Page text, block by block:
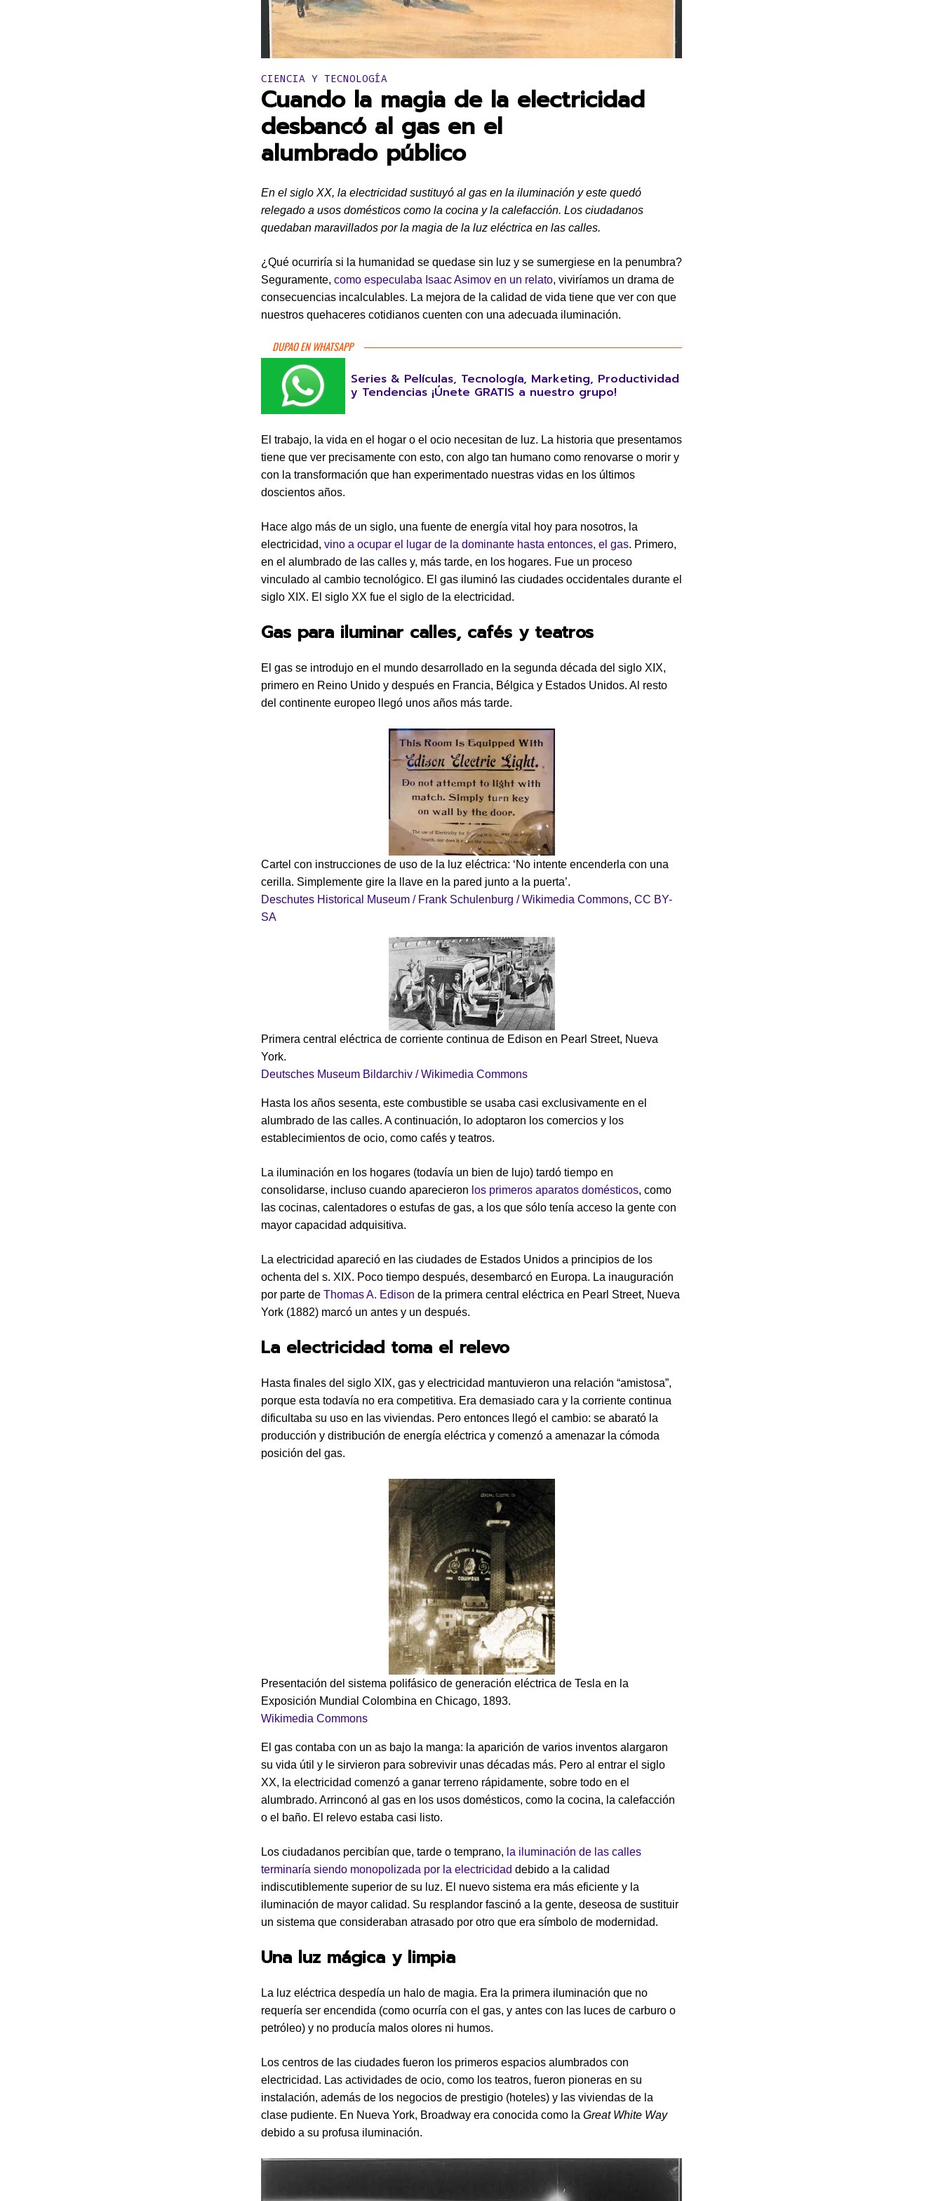
Publicado en:
CIENCIA Y TECNOLOGÍA
Cuando la magia de la electricidad
desbancó al gas en el
alumbrado público
En el siglo XX, la electricidad sustituyó al gas en la iluminación y este quedó
relegado a usos domésticos como la cocina y la calefacción. Los ciudadanos
quedaban maravillados por la magia de la luz eléctrica en las calles.
¿Qué ocurriría si la humanidad se quedase sin luz y se sumergiese en la penumbra?
Seguramente, como especulaba Isaac Asimov en un relato, viviríamos un drama de
consecuencias incalculables. La mejora de la calidad de vida tiene que ver con que
nuestros quehaceres cotidianos cuenten con una adecuada iluminación.
DUPAO EN WHATSAPP
Series & Películas, Tecnología, Marketing, Productividad
y Tendencias ¡Únete GRATIS a nuestro grupo!
El trabajo, la vida en el hogar o el ocio necesitan de luz. La historia que presentamos
tiene que ver precisamente con esto, con algo tan humano como renovarse o morir y
con la transformación que han experimentado nuestras vidas en los últimos
doscientos años.
Hace algo más de un siglo, una fuente de energía vital hoy para nosotros, la
electricidad, vino a ocupar el lugar de la dominante hasta entonces, el gas. Primero,
en el alumbrado de las calles y, más tarde, en los hogares. Fue un proceso
vinculado al cambio tecnológico. El gas iluminó las ciudades occidentales durante el
siglo XIX. El siglo XX fue el siglo de la electricidad.
Gas para iluminar calles, cafés y teatros
El gas se introdujo en el mundo desarrollado en la segunda década del siglo XIX,
primero en Reino Unido y después en Francia, Bélgica y Estados Unidos. Al resto
del continente europeo llegó unos años más tarde.
Cartel con instrucciones de uso de la luz eléctrica: ‘No intente encenderla con una
cerilla. Simplemente gire la llave en la pared junto a la puerta’.
Deschutes Historical Museum / Frank Schulenburg / Wikimedia Commons, CC BY-
SA
Primera central eléctrica de corriente continua de Edison en Pearl Street, Nueva
York.
Deutsches Museum Bildarchiv / Wikimedia Commons
Hasta los años sesenta, este combustible se usaba casi exclusivamente en el
alumbrado de las calles. A continuación, lo adoptaron los comercios y los
establecimientos de ocio, como cafés y teatros.
La iluminación en los hogares (todavía un bien de lujo) tardó tiempo en
consolidarse, incluso cuando aparecieron los primeros aparatos domésticos, como
las cocinas, calentadores o estufas de gas, a los que sólo tenía acceso la gente con
mayor capacidad adquisitiva.
La electricidad apareció en las ciudades de Estados Unidos a principios de los
ochenta del s. XIX. Poco tiempo después, desembarcó en Europa. La inauguración
por parte de Thomas A. Edison de la primera central eléctrica en Pearl Street, Nueva
York (1882) marcó un antes y un después.
La electricidad toma el relevo
Hasta finales del siglo XIX, gas y electricidad mantuvieron una relación “amistosa”,
porque esta todavía no era competitiva. Era demasiado cara y la corriente continua
dificultaba su uso en las viviendas. Pero entonces llegó el cambio: se abarató la
producción y distribución de energía eléctrica y comenzó a amenazar la cómoda
posición del gas.
Presentación del sistema polifásico de generación eléctrica de Tesla en la
Exposición Mundial Colombina en Chicago, 1893.
Wikimedia Commons
El gas contaba con un as bajo la manga: la aparición de varios inventos alargaron
su vida útil y le sirvieron para sobrevivir unas décadas más. Pero al entrar el siglo
XX, la electricidad comenzó a ganar terreno rápidamente, sobre todo en el
alumbrado. Arrinconó al gas en los usos domésticos, como la cocina, la calefacción
o el baño. El relevo estaba casi listo.
Los ciudadanos percibían que, tarde o temprano, la iluminación de las calles
terminaría siendo monopolizada por la electricidad debido a la calidad
indiscutiblemente superior de su luz. El nuevo sistema era más eficiente y la
iluminación de mayor calidad. Su resplandor fascinó a la gente, deseosa de sustituir
un sistema que consideraban atrasado por otro que era símbolo de modernidad.
Una luz mágica y limpia
La luz eléctrica despedía un halo de magia. Era la primera iluminación que no
requería ser encendida (como ocurría con el gas, y antes con las luces de carburo o
petróleo) y no producía malos olores ni humos.
Los centros de las ciudades fueron los primeros espacios alumbrados con
electricidad. Las actividades de ocio, como los teatros, fueron pioneras en su
instalación, además de los negocios de prestigio (hoteles) y las viviendas de la
clase pudiente. En Nueva York, Broadway era conocida como la Great White Way
debido a su profusa iluminación.